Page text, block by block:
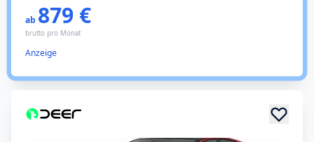
ab 879 €
brutto pro Monat
Anzeige